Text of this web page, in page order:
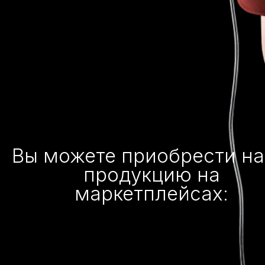
Вы можете приобрести
продукцию на
маркетплейсах: